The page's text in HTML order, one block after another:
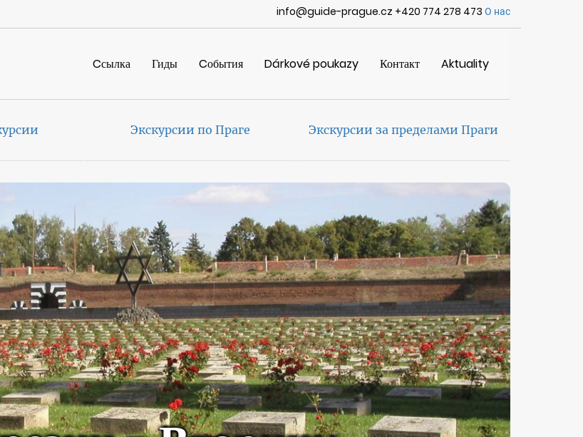
info@guide-prague.cz +420 774 278 473 О нас
Cсылка Гиды Cобытия Dárkové poukazy Контакт Aktuality
Экскурсии по Праге Экскурсии за пределами Праги